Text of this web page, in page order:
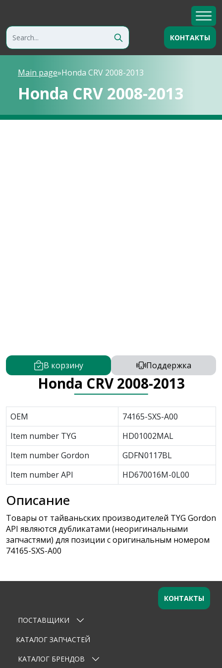
КОНТАКТЫ
Main page»Honda CRV 2008-2013
Honda CRV 2008-2013
В корзину Поддержка
Honda CRV 2008-2013
OEM
74165-SXS-A00
Item number TYG
HD01002MAL
Item number Gordon
GDFN0117BL
Item number API
HD670016M-0L00
Описание
Товары от тайваньских производителей TYG Gordon
API являются дубликатами (неоригинальными
запчастями) для позиции с оригинальным номером
74165-SXS-A00
Оставьте заявку
Ваше имя
Email
ПОСТАВЩИКИ
КАТАЛОГ ЗАПЧАСТЕЙ
КАТАЛОГ БРЕНДОВ
КОНТАКТЫ